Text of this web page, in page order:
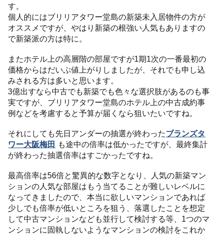
す。
個人的にはブリリアタワー堂島の新築未入居物件の方が
オススメですが、やはり新築の根強い人気もありますの
で新築派の方は特に。
またホテル上の高層階の部屋ですが1期1次の一番最初の
価格からはだいぶ値上がりしましたが、それでも申し込
みされる方は多いと思います。
3億出すなら中古でも新築でも色々な選択肢があるのも事
実ですが、ブリリアタワー堂島のホテル上の中古成約事
例などを考慮すると予算が届くなら狙いたいですね。
それにしても先日アンダーの抽選が終わったブランズタ
ワー大阪梅田
も途中の倍率は低かったですが、最終集計
が終わった抽選倍率はすごかったですね。
最高倍率は56倍と驚異的な数字となり、人気の新築マン
ションの人気な部屋はもう当てることが難しいレベルに
なってきましたので、本当に欲しいマンションであれば
少しでも倍率が低いところを狙う、落選したことを想定
して中古マンションなども並行して検討する等、1つのマ
ンションに固執しないようなマンションの検討をこれか